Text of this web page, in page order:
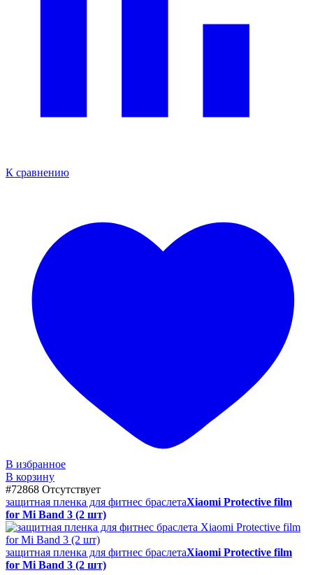
К сравнению
В избранное
В корзину
#72868 Отсутствует
защитная пленка для фитнес браслетаXiaomi Protective film
for Mi Band 3 (2 шт)
защитная пленка для фитнес браслетаXiaomi Protective film
for Mi Band 3 (2 шт)